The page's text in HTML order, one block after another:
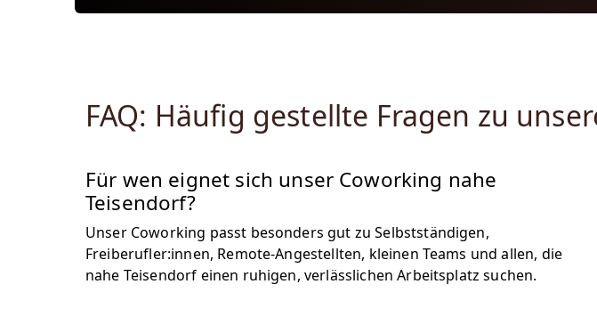
FAQ: Häufig gestellte Fragen zu
Für wen eignet sich unser Coworking nahe
Teisendorf?
Unser Coworking passt besonders gut zu Selbstständigen,
Freiberufler:innen, Remote-Angestellten, kleinen Teams und allen, die
nahe Teisendorf einen ruhigen, verlässlichen Arbeitsplatz suchen.